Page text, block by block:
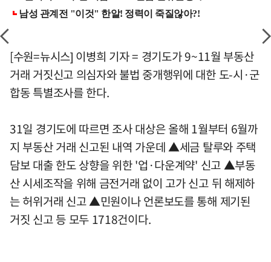
[수원=뉴시스] 이병희 기자 = 경기도가 9~11월 부동산
거래 거짓신고 의심자와 불법 중개행위에 대한 도-시·군
합동 특별조사를 한다.
31일 경기도에 따르면 조사 대상은 올해 1월부터 6월까
지 부동산 거래 신고된 내역 가운데 ▲세금 탈루와 주택
담보 대출 한도 상향을 위한 '업·다운계약' 신고 ▲부동
산 시세조작을 위해 금전거래 없이 고가 신고 뒤 해제하
는 허위거래 신고 ▲민원이나 언론보도를 통해 제기된
거짓 신고 등 모두 1718건이다.